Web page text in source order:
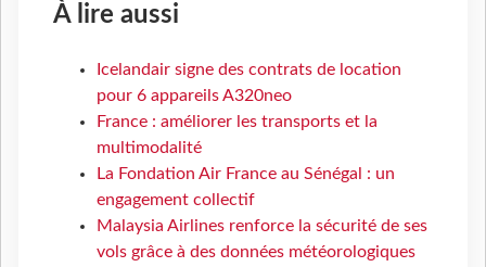
À lire aussi
Icelandair signe des contrats de location
pour 6 appareils A320neo
France : améliorer les transports et la
multimodalité
La Fondation Air France au Sénégal : un
engagement collectif
Malaysia Airlines renforce la sécurité de ses
vols grâce à des données météorologiques